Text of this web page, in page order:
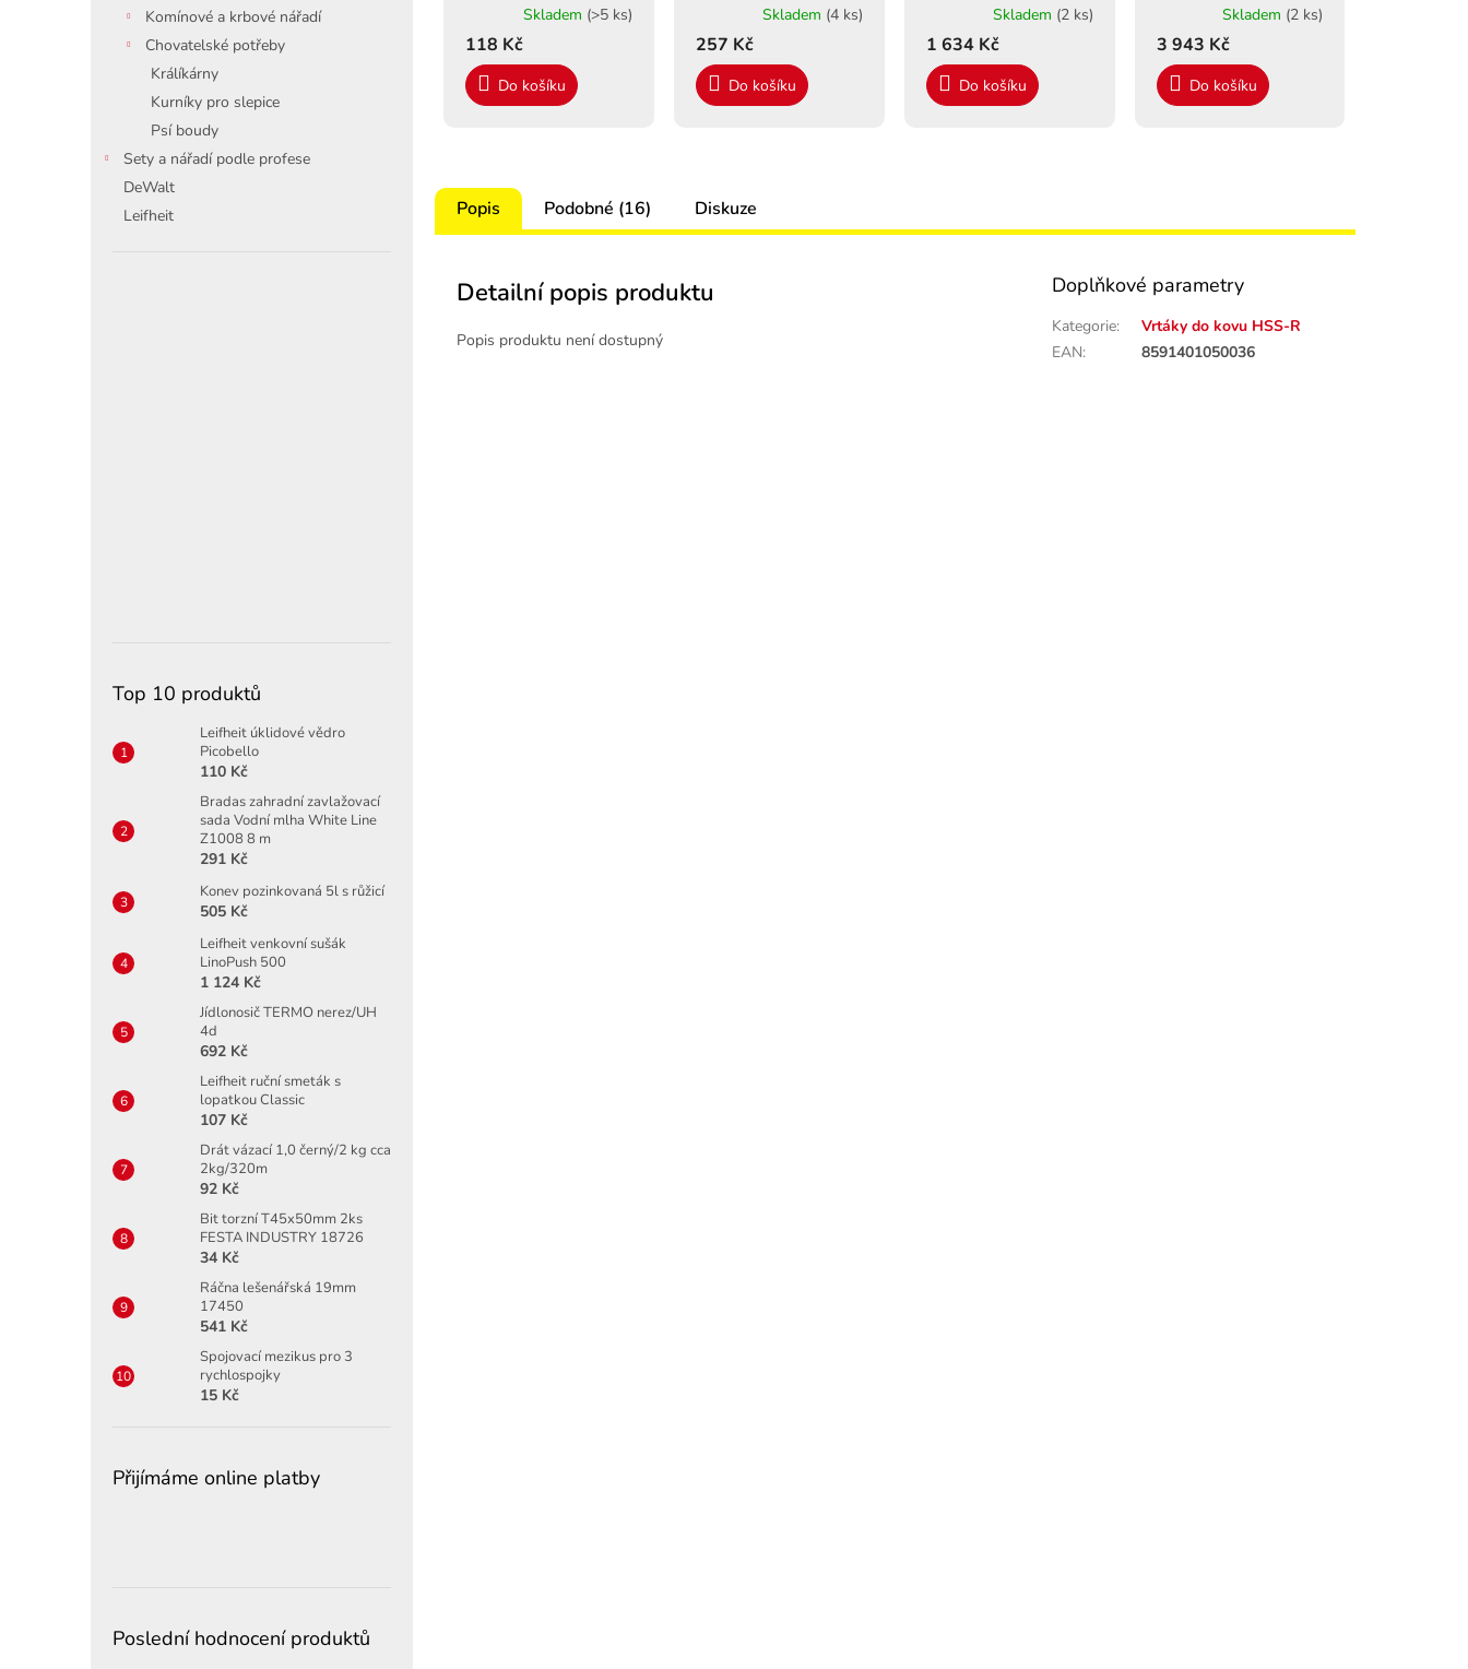
Komínové a krbové nářadí
Chovatelské potřeby
Králíkárny
Kurníky pro slepice
Psí boudy
Sety a nářadí podle profese
DeWalt
Leifheit
Top 10 produktů
Leifheit úklidové vědro
Picobello
110 Kč
Bradas zahradní zavlažovací
sada Vodní mlha White Line
Z1008 8 m
291 Kč
Konev pozinkovaná 5l s růžicí
505 Kč
Leifheit venkovní sušák
LinoPush 500
1 124 Kč
Jídlonosič TERMO nerez/UH
4d
692 Kč
Leifheit ruční smeták s
lopatkou Classic
107 Kč
Drát vázací 1,0 černý/2 kg cca
2kg/320m
92 Kč
Bit torzní T45x50mm 2ks
FESTA INDUSTRY 18726
34 Kč
Ráčna lešenářská 19mm
17450
541 Kč
Spojovací mezikus pro 3
rychlospojky
15 Kč
Přijímáme online platby
Poslední hodnocení produktů
Skladem (>5 ks)
118 Kč
Do košíku
Skladem (4 ks)
257 Kč
Do košíku
Skladem (2 ks)
1 634 Kč
Do košíku
Skladem (2 ks)
3 943 Kč
Do košíku
Popis Podobné (16) Diskuze
Detailní popis produktu
Popis produktu není dostupný
Doplňkové parametry
Kategorie:
Vrtáky do kovu HSS-R
EAN: 8591401050036